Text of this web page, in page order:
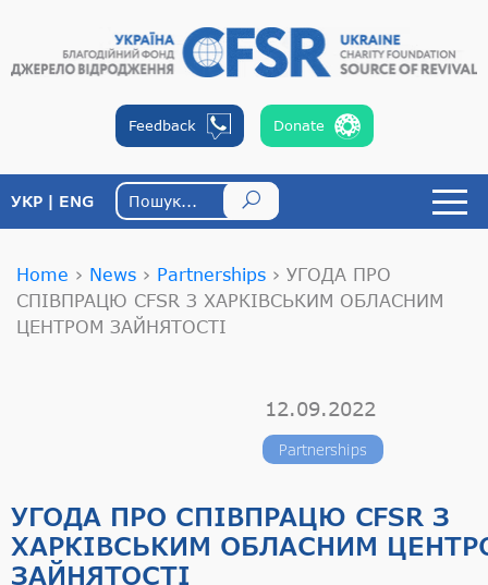
Feedback Donate
УКР ENG
Home › News › Partnerships › УГОДА ПРО
СПІВПРАЦЮ CFSR З ХАРКІВСЬКИМ ОБЛАСНИМ
ЦЕНТРОМ ЗАЙНЯТОСТІ
12.09.2022
Partnerships
УГОДА ПРО СПІВПРАЦЮ CFSR З
ХАРКІВСЬКИМ ОБЛАСНИМ
ЗАЙНЯТОСТІ